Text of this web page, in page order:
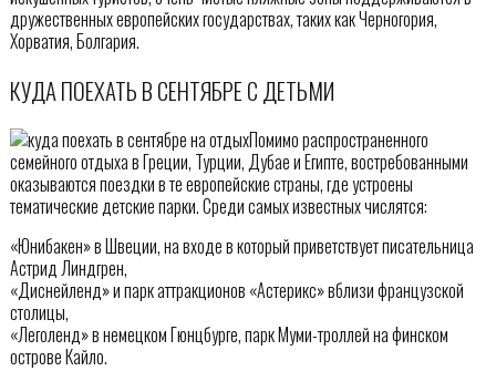
дружественных европейских государствах, таких как Черногория,
Хорватия, Болгария.
КУДА ПОЕХАТЬ В СЕНТЯБРЕ С ДЕТЬМИ
Помимо распространенного
семейного отдыха в Греции, Турции, Дубае и Египте, востребованными
оказываются поездки в те европейские страны, где устроены
тематические детские парки. Среди самых известных числятся:
«Юнибакен» в Швеции, на входе в который приветствует писательница
Астрид Линдгрен,
«Диснейленд» и парк аттракционов «Астерикс» вблизи французской
столицы,
«Леголенд» в немецком Гюнцбурге, парк Муми-троллей на финском
острове Кайло.